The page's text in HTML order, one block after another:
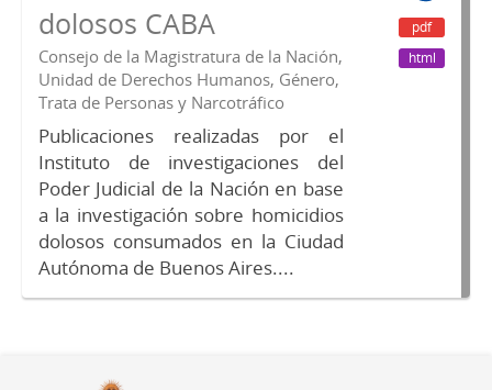
dolosos CABA
Consejo de la Magistratura de la Nación,
Unidad de Derechos Humanos, Género,
Trata de Personas y Narcotráfico
Publicaciones realizadas por el
Instituto de investigaciones del
Poder Judicial de la Nación en base
a la investigación sobre homicidios
dolosos consumados en la Ciudad
Autónoma de Buenos Aires....
pdf
html